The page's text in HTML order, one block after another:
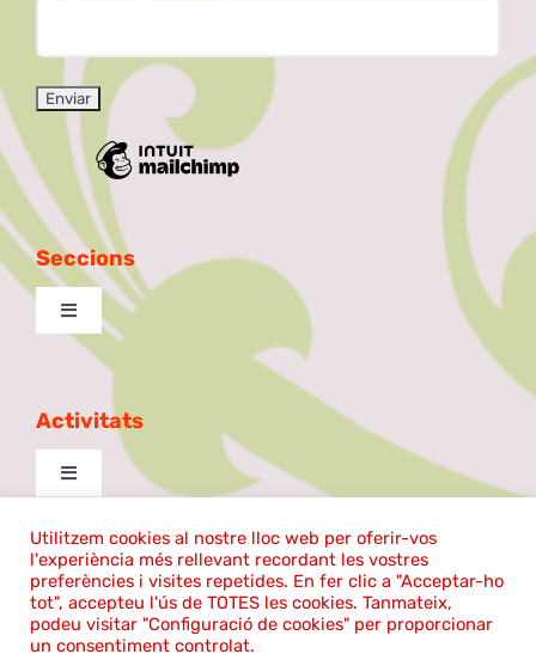
Seccions
Toggle
Navigation
Excursionista
Taula de Debat
La Patilla
Ball de plaça
Activitats
Toggle
Navigation
cantem
Aula de Teatre
©2026 | El Coro Sentmenat | Tots els drets reservats |
Política de cookies|Avís legal
Utilitzem cookies al nostre lloc web per oferir-vos
l'experiència més rellevant recordant les vostres
preferències i visites repetides. En fer clic a "Acceptar-ho
tot", accepteu l'ús de TOTES les cookies. Tanmateix,
podeu visitar "Configuració de cookies" per proporcionar
un consentiment controlat.